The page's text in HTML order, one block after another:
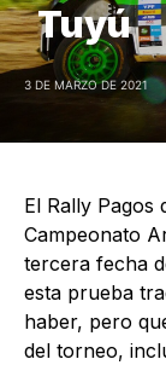
Tuyú
3 DE MARZO DE 2021
El Rally
Campeonato
tercera fecha
esta prueba
haber, pero
del torneo,